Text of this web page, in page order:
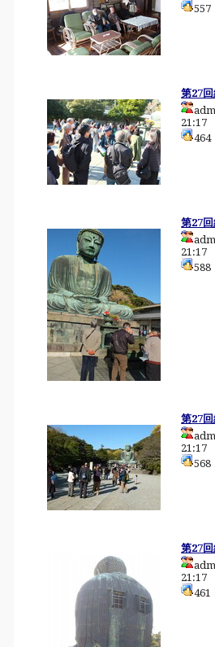
557
第27
21:17
464
第27
21:17
588
第27
21:17
568
第27
21:17
461